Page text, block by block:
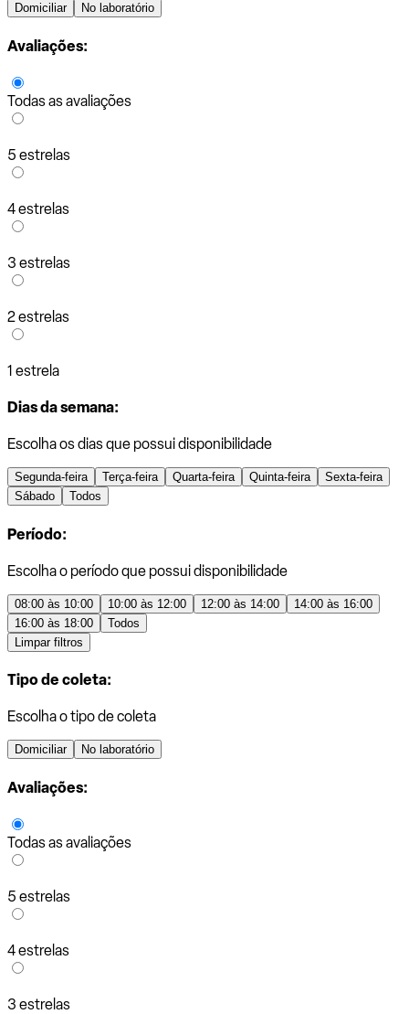
Domiciliar No laboratório
Avaliações:
Todas as avaliações
5 estrelas
4 estrelas
3 estrelas
2 estrelas
1 estrela
Dias da semana:
Escolha os dias que possui disponibilidade
Segunda-feira Terça-feira Quarta-feira Quinta-feira
Sexta-feira
Sábado
Todos
Período:
Escolha o período que possui disponibilidade
08:00 às 10:00 10:00 às 12:00 12:00 às 14:00
14:00 às 16:00
16:00 às 18:00
Todos
Limpar filtros
Tipo de coleta:
Escolha o tipo de coleta
Domiciliar No laboratório
Avaliações:
Todas as avaliações
5 estrelas
4 estrelas
3 estrelas